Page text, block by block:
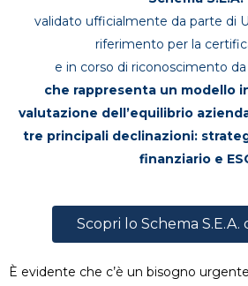
validato ufficialmente da parte di
riferimento per la
e in corso di riconoscimento
che rappresenta un modello
valutazione dell’equilibrio
tre principali declinazioni:
finanziario e
Scopri lo Schema S.E.A.
È evidente che c’è un bisogno